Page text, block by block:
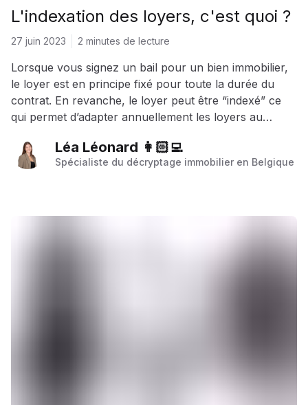
L'indexation des loyers, c'est quoi ?
27 juin 2023 2 minutes de lecture
Lorsque vous signez un bail pour un bien immobilier,
le loyer est en principe fixé pour toute la durée du
contrat. En revanche, le loyer peut être “indexé” ce
qui permet d’adapter annuellement les loyers au
voit donc pas sa rentabilité diminuer au fil du temps en
raison de l’augmentation du coût de la vie. Comment
Léa Léonard 👩🏻‍💻
Spécialiste du décryptage immobilier en Belgique